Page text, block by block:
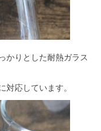
かりとした耐熱ガラス
対応しています。